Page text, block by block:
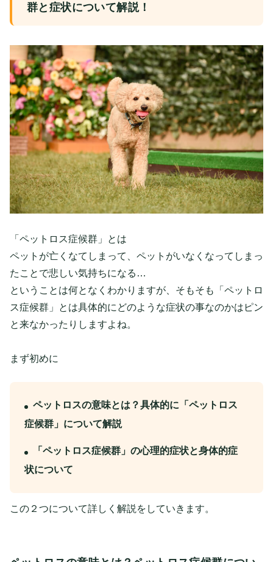
群と症状について解説！
「ペットロス症候群」とは
ペットが亡くなてしまって、ペットがいなくなってしまっ
たことで悲しい気持ちになる…
ということは何となくわかりますが、そもそも「ペットロ
ス症候群」とは具体的にどのような症状の事なのかはピン
と来なかったりしますよね。
まず初めに
ペットロスの意味とは？具体的に「ペットロス
症候群」について解説
「ペットロス症候群」の心理的症状と身体的症
状について
この２つについて詳しく解説をしていきます。